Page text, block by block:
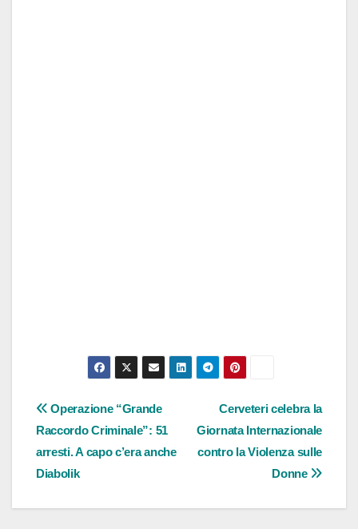
Navigazione
articoli
Cerveteri celebra la
Giornata Internazionale
contro la Violenza sulle
Donne
Operazione “Grande
Raccordo Criminale”: 51
arresti. A capo c’era anche
Diabolik